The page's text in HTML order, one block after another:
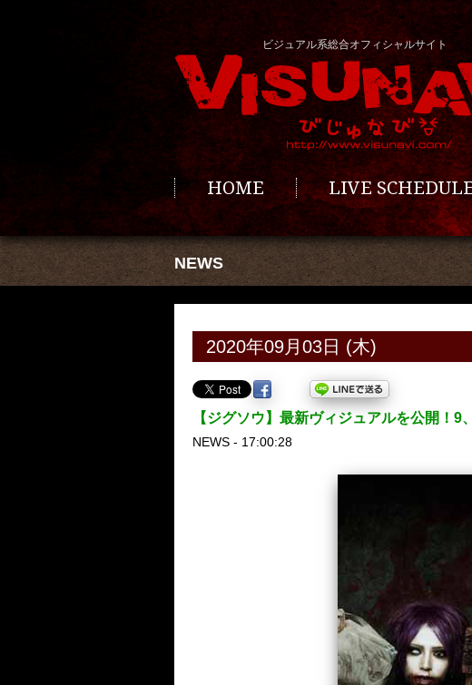
ビジュアル系総合オフィシャルサイト
HOME LIVE
NEWS
2020年09月03日 (木)
【ジグソウ】最新ヴィジュアルを公開！9
NEWS - 17:00:28